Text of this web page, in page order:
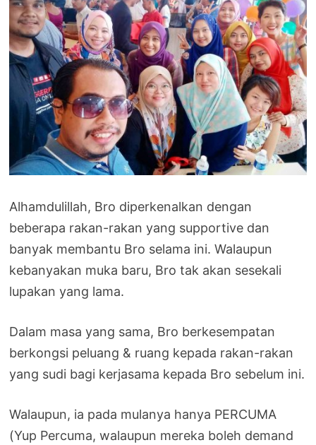
Alhamdulillah, Bro diperkenalkan dengan
beberapa rakan-rakan yang supportive dan
banyak membantu Bro selama ini. Walaupun
kebanyakan muka baru, Bro tak akan sesekali
lupakan yang lama.
Dalam masa yang sama, Bro berkesempatan
berkongsi peluang & ruang kepada rakan-rakan
yang sudi bagi kerjasama kepada Bro sebelum ini.
Walaupun, ia pada mulanya hanya PERCUMA
(Yup Percuma, walaupun mereka boleh demand